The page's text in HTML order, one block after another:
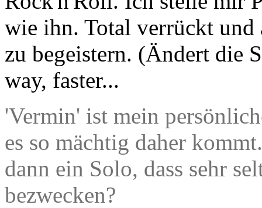
wie ihn. Total verrückt und
zu begeistern. (Ändert die
way, faster...
'Vermin' ist mein
es so mächtig daher
dann ein Solo, dass sehr
bezwecken?